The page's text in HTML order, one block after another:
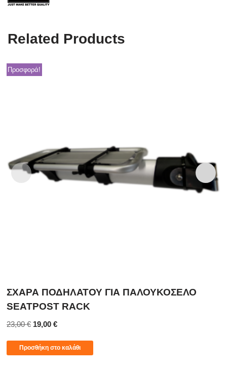
Related Products
Προσφορά!
ΣΧΑΡΑ ΠΟΔΗΛΑΤΟΥ ΓΙΑ ΠΑΛΟΥΚΟΣΕΛΟ
SEATPOST RACK
23,00€ 19,00 €
Προσθήκη στο καλάθι